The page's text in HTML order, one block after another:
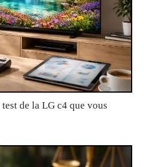
de la LG c4 que vous